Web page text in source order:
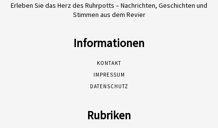
Erleben Sie das Herz des Ruhrpotts – Nachrichten, Geschichten und
Stimmen aus dem Revier
Informationen
KONTAKT
IMPRESSUM
DATENSCHUTZ
Rubriken